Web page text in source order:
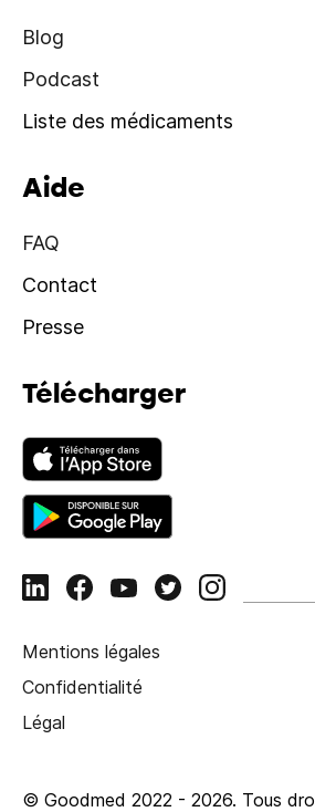
Blog
Podcast
Liste des médicaments
Aide
FAQ
Contact
Presse
Télécharger
Mentions légales
Confidentialité
Légal
© Goodmed 2022 - 2026. Tous